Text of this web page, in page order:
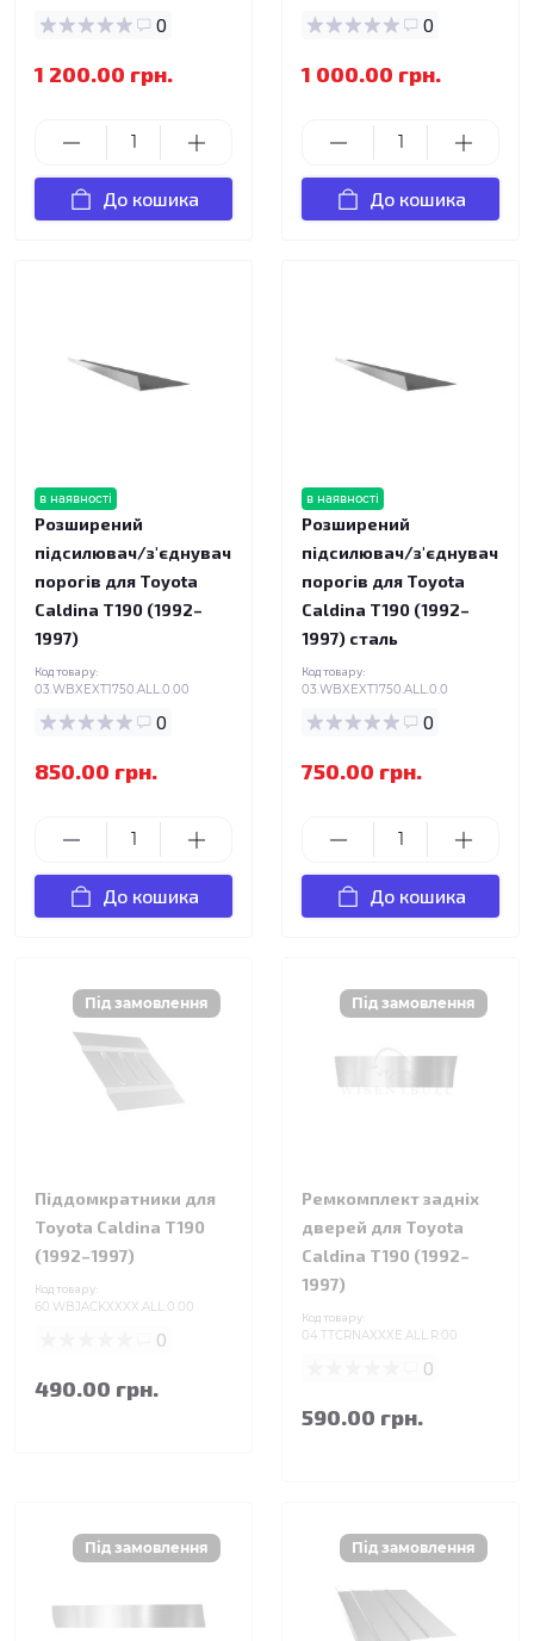
0
1 200.00 грн.
До кошика
0
1 000.00 грн.
До кошика
в наявності
Розширений
підсилювач/з'єднувач
порогів для Toyota
Caldina T190 (1992–
1997)
Код товару:
03.WBXEXT1750.ALL.0.00
0
850.00 грн.
До кошика
в наявності
Розширений
підсилювач/з'єднувач
порогів для Toyota
Caldina T190 (1992–
1997) сталь
Код товару:
03.WBXEXT1750.ALL.0.0
0
750.00 грн.
До кошика
Піддомкратники для
Toyota Caldina T190
(1992–1997)
Код товару:
60.WBJACKXXXX.ALL.0.00
0
490.00 грн.
Ремкомплект задніх
дверей для Toyota
Caldina T190 (1992–
1997)
Код товару:
04.TTCRNAXXXE.ALL.R.00
0
590.00 грн.